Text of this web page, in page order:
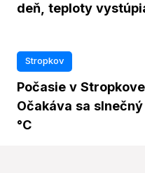
deň, teploty
Stropkov
Počasie v
Očakáva sa
°C